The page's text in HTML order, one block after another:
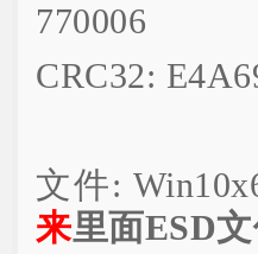
770006
CRC32:
文件:
来里面ESD文